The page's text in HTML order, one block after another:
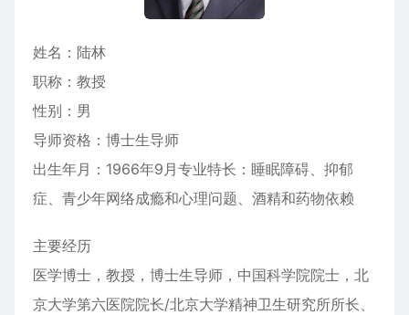
姓名：陆林
职称：教授
性别：男
导师资格：博士生导师
出生年月：1966年9月专业特长：睡眠障碍、抑郁
症、青少年网络成瘾和心理问题、酒精和药物依赖
主要经历
医学博士，教授，博士生导师，中国科学院院士，北
京大学第六医院院长/北京大学精神卫生研究所所长、